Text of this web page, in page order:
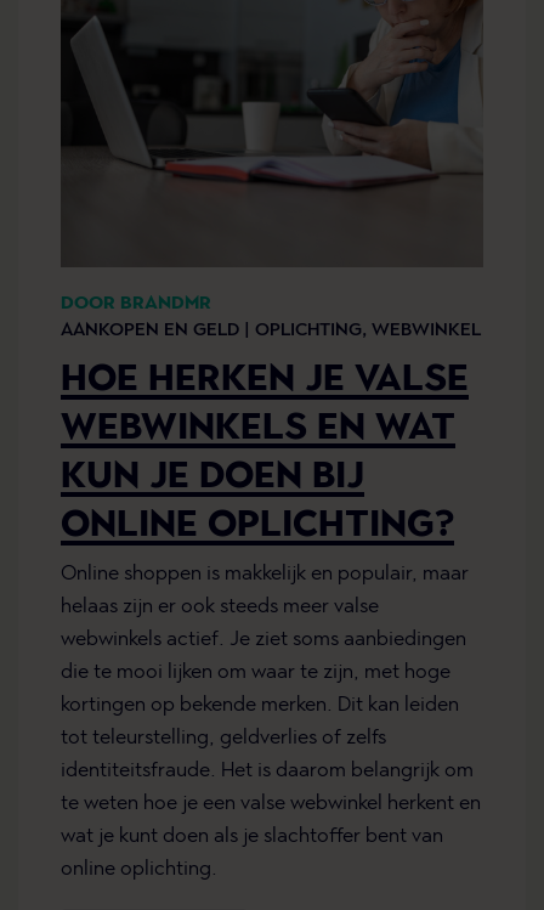
DOOR BRANDMR
AANKOPEN EN GELD |
OPLICHTING, WEBWINKEL
HOE HERKEN JE VALSE
WEBWINKELS EN WAT
KUN JE DOEN BIJ
ONLINE OPLICHTING?
Online shoppen is makkelijk en populair, maar
helaas zijn er ook steeds meer valse
webwinkels actief. Je ziet soms aanbiedingen
die te mooi lijken om waar te zijn, met hoge
kortingen op bekende merken. Dit kan leiden
tot teleurstelling, geldverlies of zelfs
identiteitsfraude. Het is daarom belangrijk om
te weten hoe je een valse webwinkel herkent en
wat je kunt doen als je slachtoffer bent van
online oplichting.